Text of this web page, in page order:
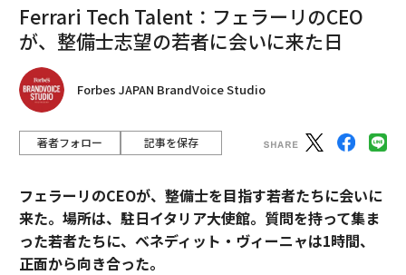
Ferrari Tech Talent：フェラーリのCEO
が、整備士志望の若者に会いに来た日
Forbes JAPAN BrandVoice Studio
著者フォロー 記事を保存
フェラーリのCEOが、整備士を目指す若者たちに会いに
来た。場所は、駐日イタリア大使館。質問を持って集ま
った若者たちに、ベネディット・ヴィーニャは1時間、
正面から向き合った。